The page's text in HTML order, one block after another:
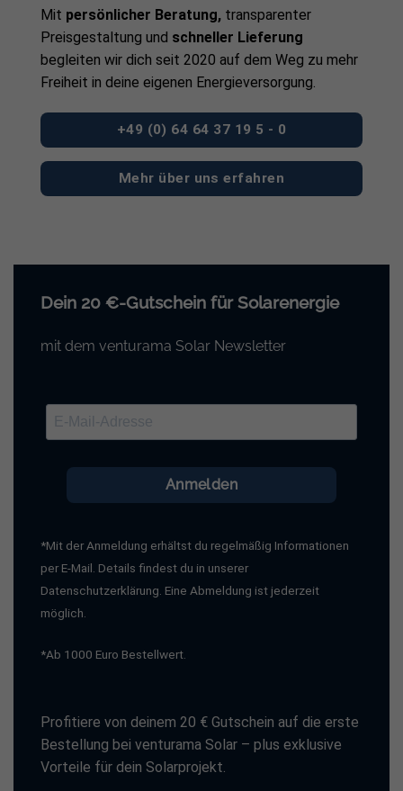
Mit persönlicher Beratung, transparenter
Preisgestaltung und schneller Lieferung
begleiten wir dich seit 2020 auf dem Weg zu mehr
Freiheit in deine eigenen Energieversorgung.
+49 (0) 64 64 37 19 5 - 0
Mehr über uns erfahren
Dein 20 €-Gutschein für Solarenergie
mit dem venturama Solar Newsletter
Anmelden
*Mit der Anmeldung erhältst du regelmäßig Informationen
per E-Mail. Details findest du in unserer
Datenschutzerklärung. Eine Abmeldung ist jederzeit
möglich.
*Ab 1000 Euro Bestellwert.
Profitiere von deinem 20 € Gutschein auf die erste
Bestellung bei venturama Solar – plus exklusive
Vorteile für dein Solarprojekt.